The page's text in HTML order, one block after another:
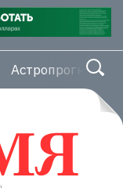
Астропрогноз